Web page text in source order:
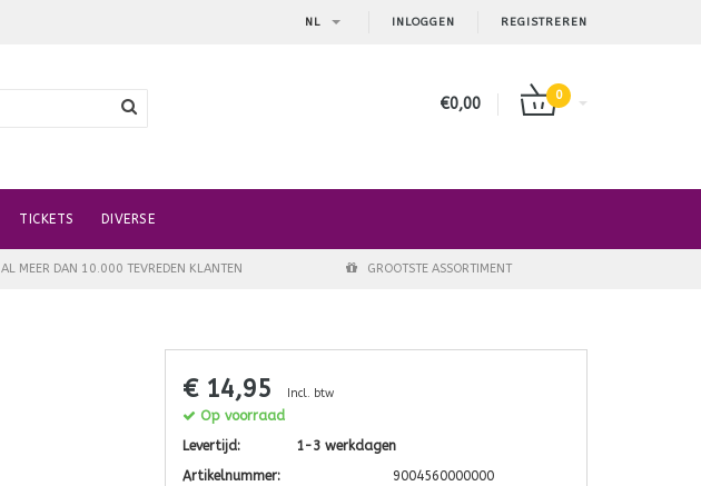
INLOGGEN REGISTREREN
NL
€0,00 0
TICKETS DIVERSE
AL MEER DAN 10.000 TEVREDEN KLANTEN GROOTSTE ASSORTIMENT
€ 14,95 Incl. btw
Op voorraad
Levertijd:
1-3 werkdagen
Artikelnummer:
9004560000000